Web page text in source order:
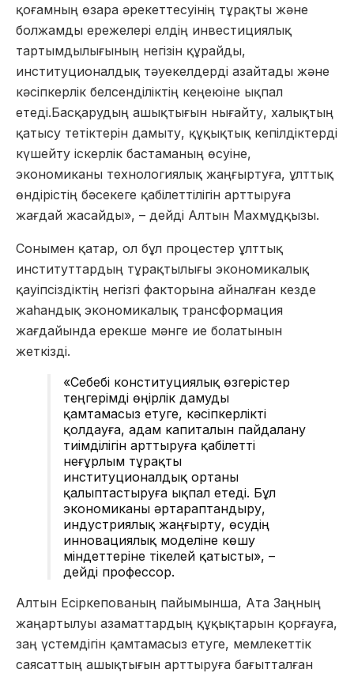
қоғамның өзара әрекеттесуінің тұрақты және
болжамды ережелері елдің инвестициялық
тартымдылығының негізін құрайды,
институционалдық тәуекелдерді азайтады және
кәсіпкерлік белсенділіктің кеңеюіне ықпал
етеді.Басқарудың ашықтығын нығайту, халықтың
қатысу тетіктерін дамыту, құқықтық кепілдіктерді
күшейту іскерлік бастаманың өсуіне,
экономиканы технологиялық жаңғыртуға, ұлттық
өндірістің бәсекеге қабілеттілігін арттыруға
жағдай жасайды», – дейді Алтын Махмұдқызы.
Сонымен қатар, ол бұл процестер ұлттық
институттардың тұрақтылығы экономикалық
қауіпсіздіктің негізгі факторына айналған кезде
жаһандық экономикалық трансформация
жағдайында ерекше мәнге ие болатынын
жеткізді.
«Себебі конституциялық өзгерістер
теңгерімді өңірлік дамуды
қамтамасыз етуге, кәсіпкерлікті
қолдауға, адам капиталын пайдалану
тиімділігін арттыруға қабілетті
неғұрлым тұрақты
институционалдық ортаны
қалыптастыруға ықпал етеді. Бұл
экономиканы әртараптандыру,
индустриялық жаңғырту, өсудің
инновациялық моделіне көшу
міндеттеріне тікелей қатысты», –
дейді профессор.
Алтын Есіркепованың пайымынша, Ата Заңның
жаңартылуы азаматтардың құқықтарын қорғауға,
заң үстемдігін қамтамасыз етуге, мемлекеттік
саясаттың ашықтығын арттыруға бағытталған